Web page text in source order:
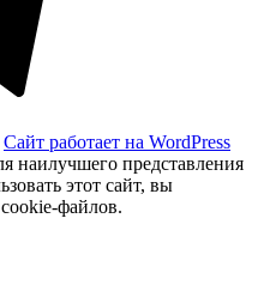
Сайт работает на WordPress
наилучшего представления
этот сайт, вы
файлов.